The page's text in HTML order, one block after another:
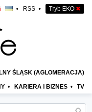
• RSS • Tryb EKO ✖
ŚLĄSK (AGLOMERACJA)
• KARIERA I BIZNES • TV